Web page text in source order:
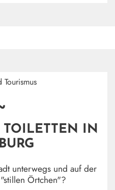
IN
unterwegs und auf der
Örtchen"?